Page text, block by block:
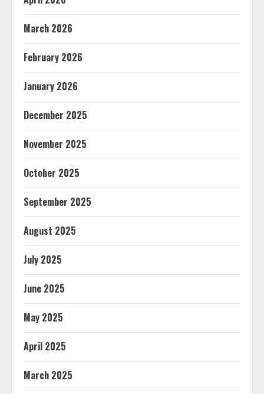
March 2026
February 2026
January 2026
December 2025
November 2025
October 2025
September 2025
August 2025
July 2025
June 2025
May 2025
April 2025
March 2025